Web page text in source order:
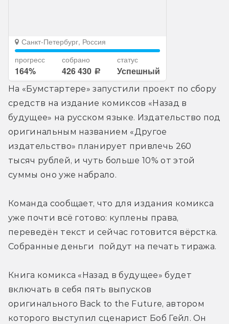
На «Бумстартере» запустили проект по сбору
средств на издание комиксов «Назад в
будущее» на русском языке. Издательство под
оригинальным названием «Другое
издательство» планирует привлечь 260
тысяч рублей, и чуть больше 10% от этой
суммы оно уже набрало.
Команда сообщает, что для издания комикса
уже почти всё готово: куплены права,
переведён текст и сейчас готовится вёрстка.
Собранные деньги  пойдут на печать тиража.
Книга комикса «Назад в будущее» будет
включать в себя пять выпусков
оригинального Back to the Future, автором
которого выступил сценарист Боб Гейл. Он